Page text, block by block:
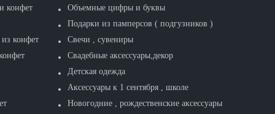
конфет
конфет
Объемные цифры и буквы
Подарки из памперсов ( подгузников )
Свечи , сувениры
Свадебные аксессуары,декор
Детская одежда
Аксессуары к 1 сентября , школе
Новогодние , рождественские аксессуары